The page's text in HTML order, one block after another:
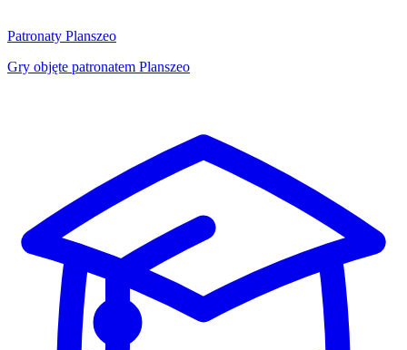
Patronaty Planszeo
Gry objęte patronatem Planszeo